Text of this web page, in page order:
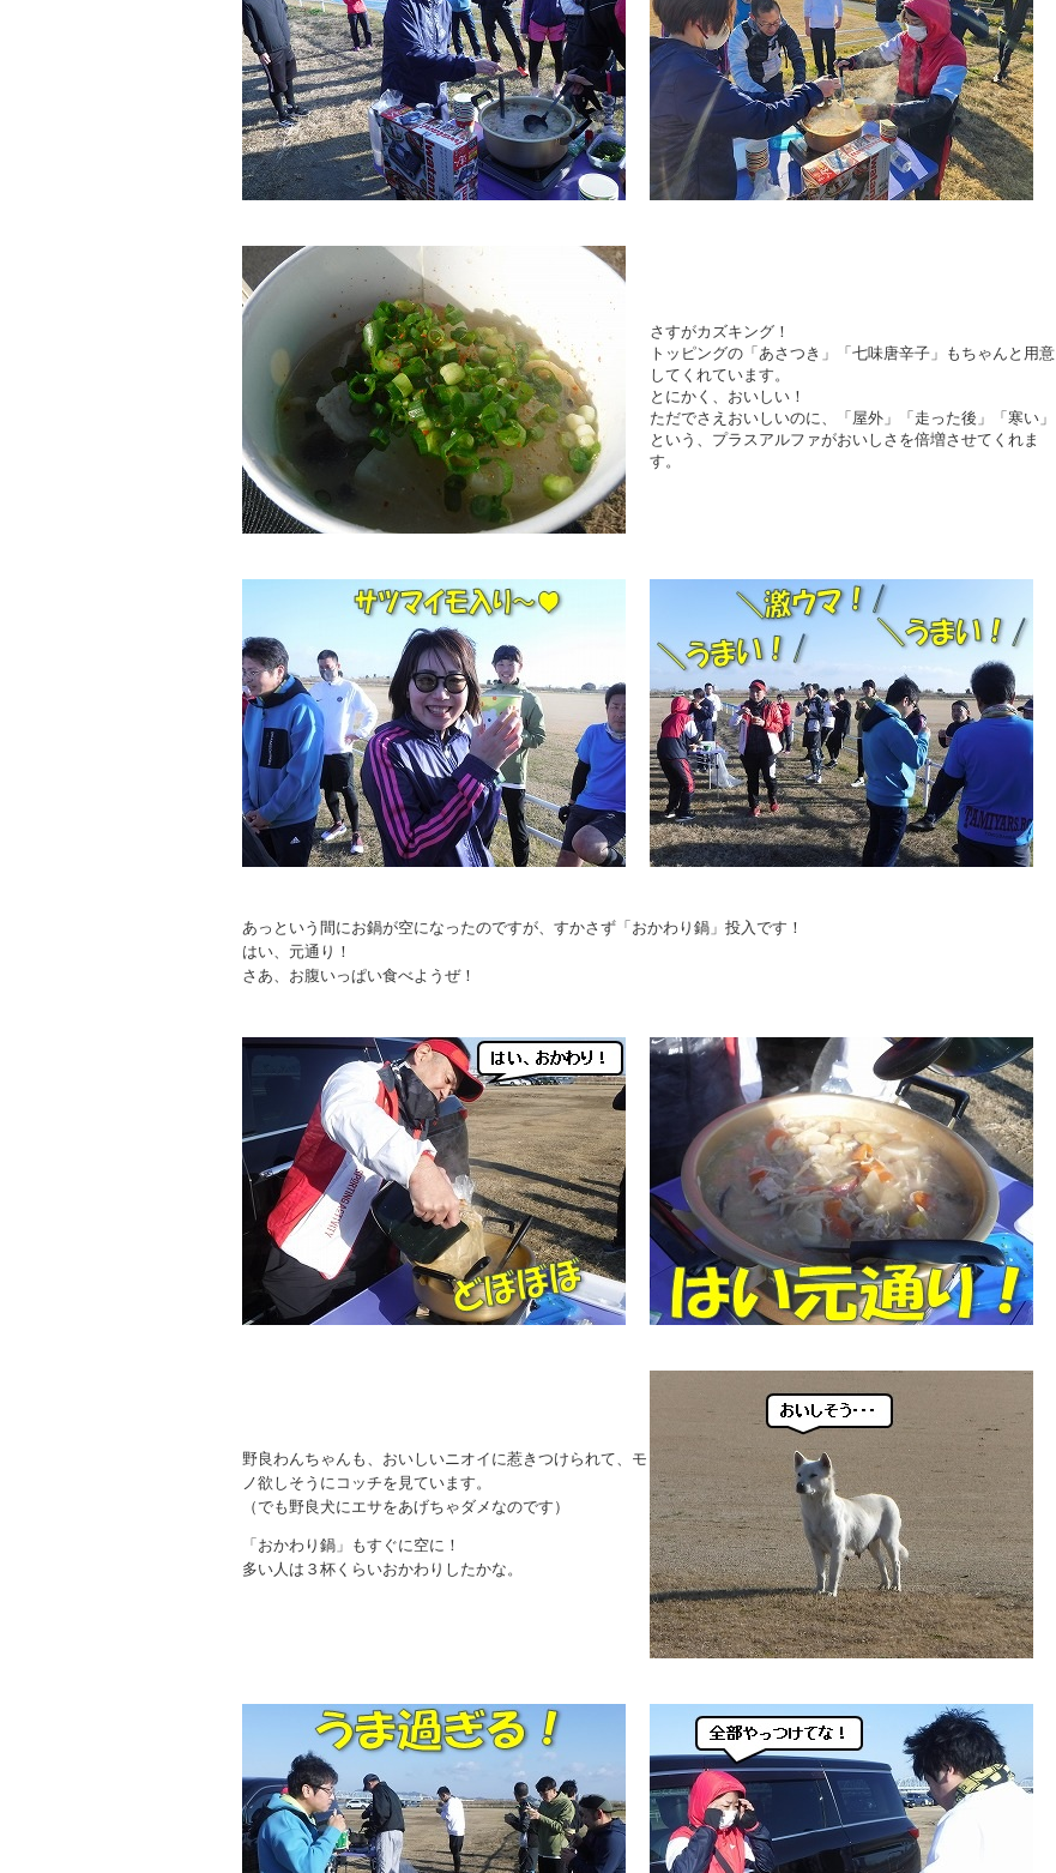
さすがカズキング！
トッピングの「あさつき」「七味唐辛子」もちゃんと用意
してくれています。
とにかく、おいしい！
ただでさえおいしいのに、「屋外」「走った後」「寒い」
という、プラスアルファがおいしさを倍増させてくれま
す。
あっという間にお鍋が空になったのですが、すかさず「おかわり鍋」投入です！
はい、元通り！
さあ、お腹いっぱい食べようぜ！
野良わんちゃんも、おいしいニオイに惹きつけられて、モ
ノ欲しそうにコッチを見ています。
（でも野良犬にエサをあげちゃダメなのです）
「おかわり鍋」もすぐに空に！
多い人は３杯くらいおかわりしたかな。